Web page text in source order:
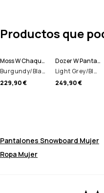
Productos que
Moss W Chaqueta Snowboard Mujer
Burgundy/Black
229,90 €
Dozer W Pantalones Snowboard Mujer
Light Grey/Black/Burgundy
249,90 €
Pantalones Snowboard Mujer
Ropa Mujer